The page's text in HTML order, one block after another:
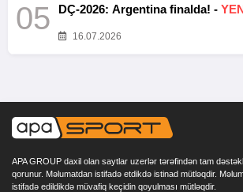
05 DÇ-2026: Argentina finalda! -
16.07.2026
APA GROUP daxil olan saytlar uzerlər tərəfindən tam
qorunur. Məlumatdan istifadə etdikdə istinad mütləqdir.
istifadə edildikdə müvafiq keçidin qoyulması mütləqdir.